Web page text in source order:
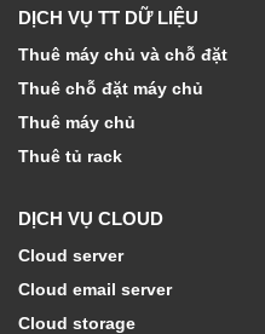
DỊCH VỤ TT DỮ LIỆU
Thuê máy chủ và chỗ đặt
Thuê chỗ đặt máy chủ
Thuê máy chủ
Thuê tủ rack
DỊCH VỤ CLOUD
Cloud server
Cloud email server
Cloud storage